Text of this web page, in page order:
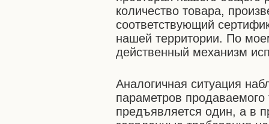
количество товара,
соответствующий
нашей территории. По
действенный механизм
Аналогичная ситуация
параметров
предъявляется один, а в